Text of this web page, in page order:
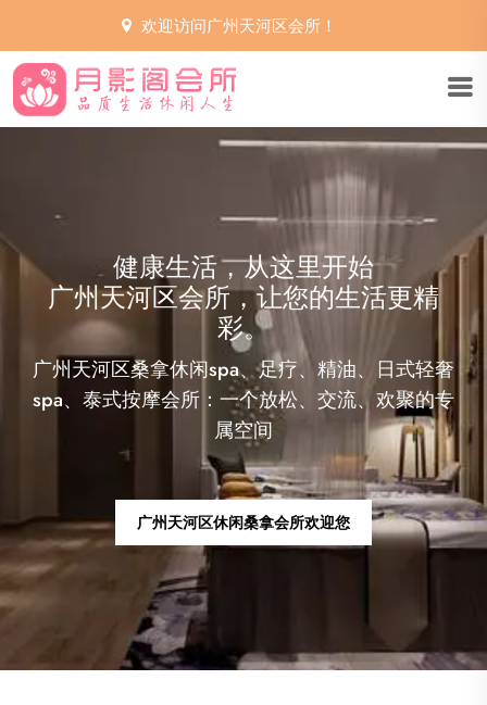
欢迎访问广州天河区会所！
广州天河区会所，享受生活的艺术
您的私人健康顾问
世界都安静了下来。想要在广州天河区会所寻找生
活的真谛，从品读一卷诗，一幅画开始，用指尖抚
过，用心慢慢感受。